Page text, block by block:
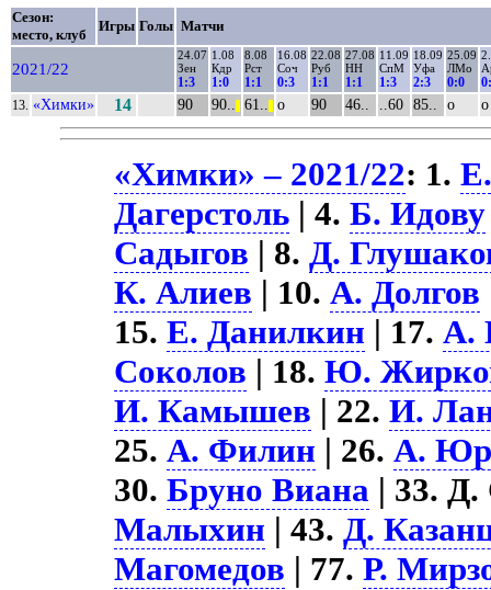
Сезон:
место, клуб
Игры Голы Матчи
2021/22
24.07
Зен
1:3
1.08
Кдр
1:0
8.08
Рст
1:1
16.08
Соч
0:3
22.08
Руб
1:1
27.08
НН
1:1
11.09
СпМ
1:3
18.09
Уфа
2:3
25.09
ЛМо
0:0
13. «Химки» 14 90 90.. 61.. о 90 46.. ..60 85.. о о
«Химки» – 2021/22: 1.
Дагерстоль | 4.Б. Идову
Садыгов | 8.Д.
К. Алиев | 10.А. Долгов
15.Е. Данилкин | 17.А.
Соколов | 18.Ю.
И. Камышев | 22.И.
25.А. Филин | 26.А.
30.Бруно Виана | 33.
Малыхин | 43.Д.
Магомедов | 77.Р.